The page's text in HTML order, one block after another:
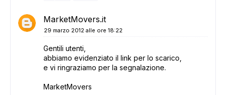
MarketMovers.it
29 marzo 2012 alle ore 18:22
Gentili utenti,
abbiamo evidenziato il link per lo scarico,
e vi ringraziamo per la segnalazione.
MarketMovers